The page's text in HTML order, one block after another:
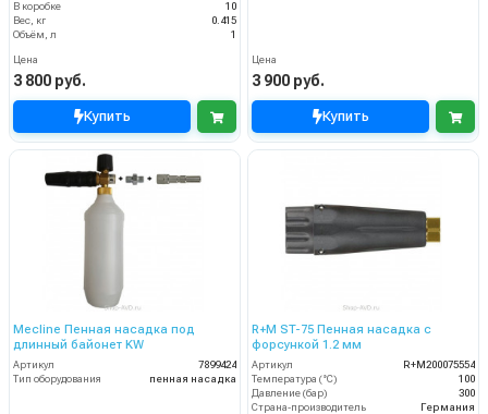
В коробке
10
Вес, кг
0.415
Объём, л
1
Цена
3 800 руб.
Купить
Цена
3 900 руб.
Купить
Mecline Пенная насадка под
длинный байонет KW
Артикул
7899424
Тип оборудования
пенная насадка
R+M ST-75 Пенная насадка с
форсункой 1.2 мм
Артикул
R+M200075554
Температура (°C)
100
Давление (бар)
300
Страна-производитель
Германия